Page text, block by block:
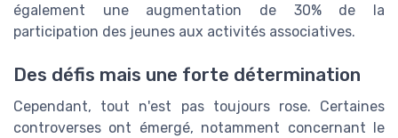
également une augmentation de 30% de la
participation des jeunes aux activités associatives.
Des défis mais une forte détermination
Cependant, tout n'est pas toujours rose. Certaines
controverses ont émergé, notamment concernant le